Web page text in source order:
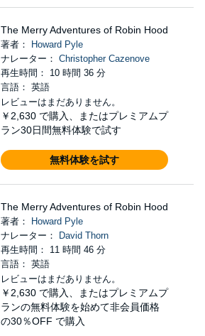
The Merry Adventures of Robin Hood
著者：
Howard Pyle
ナレーター： Christopher Cazenove
再生時間： 10 時間 36 分
言語： 英語
レビューはまだありません。
￥2,630 で購入、またはプレミアムプ
ラン30日間無料体験で試す
無料体験を試す
The Merry Adventures of Robin Hood
著者：
Howard Pyle
ナレーター：
David Thorn
再生時間： 11 時間 46 分
言語： 英語
レビューはまだありません。
￥2,630 で購入、またはプレミアムプ
ランの無料体験を始めて非会員価格
の30％OFF で購入